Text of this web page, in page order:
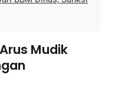
Mudik